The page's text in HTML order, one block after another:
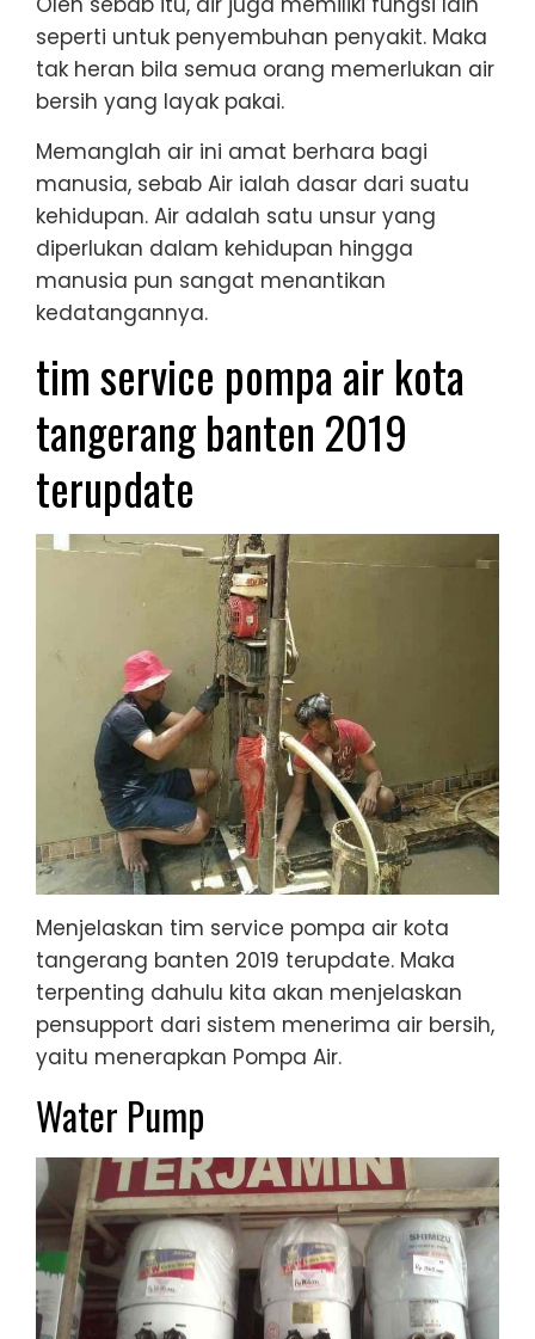
seperti untuk penyembuhan penyakit. Maka
tak heran bila semua orang memerlukan air
bersih yang layak pakai.
Memanglah air ini amat berhara bagi
manusia, sebab Air ialah dasar dari suatu
kehidupan. Air adalah satu unsur yang
diperlukan dalam kehidupan hingga
manusia pun sangat menantikan
kedatangannya.
tim service pompa air kota
tangerang banten 2019
terupdate
Menjelaskan tim service pompa air kota
tangerang banten 2019 terupdate. Maka
terpenting dahulu kita akan menjelaskan
pensupport dari sistem menerima air bersih,
yaitu menerapkan Pompa Air.
Water Pump